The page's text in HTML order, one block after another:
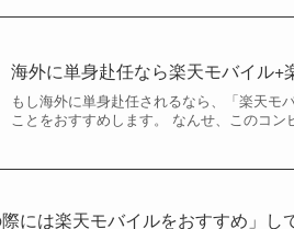
海外に単身赴任なら楽天モバイル
もし海外に単身赴任されるなら、「楽天モ
ことをおすすめします。 なんせ、このコ
には楽天モバイルをおすすめ」